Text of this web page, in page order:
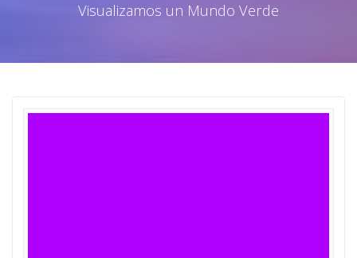
Visualizamos un Mundo Verde